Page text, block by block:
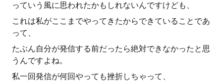
っていう風に思われたかもしれないんですけども、
これは私がここまでやってきたからできていることであ
って、
たぶん自分が発信する前だったら絶対できなかったと思
うんですよね。
私一回発信が何回やっても挫折しちゃって、